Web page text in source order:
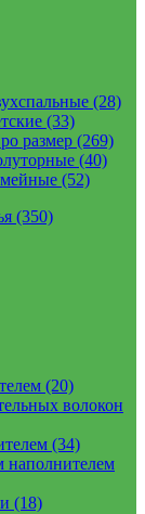
(28)
(33)
размер (269)
(40)
(52)
(350)
(20)
волокон
(34)
наполнителем
(18)